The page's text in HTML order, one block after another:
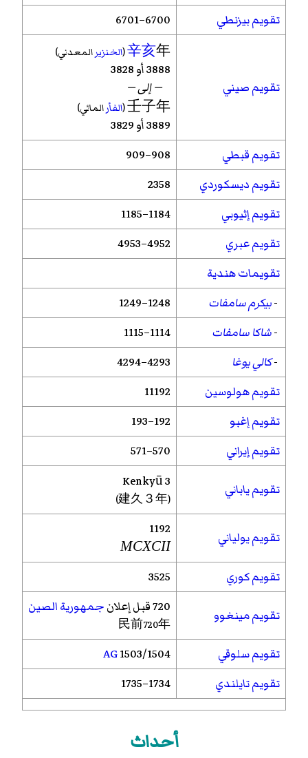
تقويم بيزنطي 6700–6701
تقويم صيني
辛亥年
(الخنزيرالمعدني)
3888 أو 3828
— إلى —
壬子年
(الفأرالمائي)
3889 أو 3829
تقويم قبطي
908–909
تقويم ديسكوردي
2358
تقويم إثيوبي
1184–1185
تقويم عبري
4952–4953
تقويمات هندية
-بيكرم سامفات
1248–1249
-شاكا سامفات
1114–1115
-كالي يوغا
4293–4294
تقويم هولوسين
11192
تقويم إغبو
192–193
تقويم إيراني
570–571
تقويم ياباني Kenkyū3
(建久３年)
تقويم يولياني 1192
MCXCII
تقويم كوري 3525
تقويم مينغوو 720 قبل إعلان جمهورية الصين
民前720年
تقويم سلوقي 1503/1504
AG
تقويم تايلندي
1734–1735
أحداث